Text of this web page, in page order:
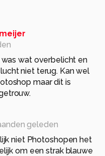
wat overbelicht en
niet terug. Kan wel
maar dit is
geleden
niet Photoshopen het
om een strak blauwe